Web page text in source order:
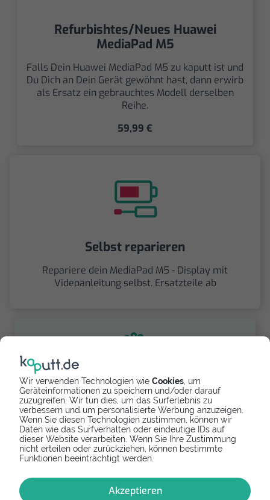
Wir verwenden Technologien wie Cookies , um
Geräteinformationen zu speichern und/oder darauf
zuzugreifen. Wir tun dies, um das Surferlebnis zu
verbessern und um personalisierte Werbung anzuzeigen.
Wenn Sie diesen Technologien zustimmen, können wir
Daten wie das Surfverhalten oder eindeutige IDs auf
dieser Website verarbeiten. Wenn Sie Ihre Zustimmung
nicht erteilen oder zurückziehen, können bestimmte
Funktionen beeinträchtigt werden.
Akzeptieren
Refurbishtes/Neues Huawei
MediaPad M5
Falls Dein Huawei MediaPad M5 zu kaputt ist und
Du Dich an Dein Gerät gewöhnt hast, dann erwirb
als Ersatz ein gebrauchtes Modell derselben
Reihe.
59,99 €
Selbst reparieren
Repariere dein MediaPad M5 - Display mit
Videoanleitung selbst. Ersatzteile ab
Spenden
Spende Dein Gerät über
handysfuerdieumwelt.de
für einen guten Zweck.